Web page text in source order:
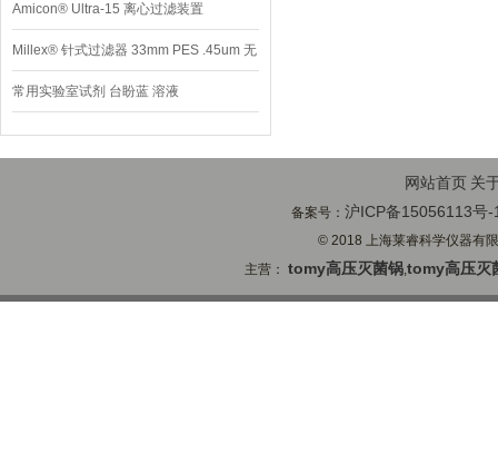
Amicon® Ultra-15 离心过滤装置
Millex® 针式过滤器 33mm PES .45um 无
菌
常用实验室试剂 台盼蓝 溶液
网站首页 关
备案号：沪ICP备15056113号-
© 2018 上海莱睿科学仪器有
主营：tomy高压灭菌锅,tomy高压灭